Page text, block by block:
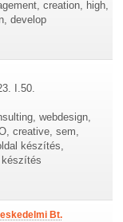
creation, high,
develop
I.50.
webdesign,
creative, sem,
készítés,
készítés
Bt.